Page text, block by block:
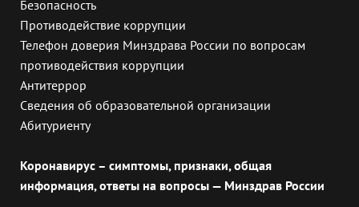
Безопасность
Противодействие коррупции
Телефон доверия Минздрава России по вопросам
противодействия коррупции
Антитеррор
Сведения об образовательной организации
Абитуриенту
Коронавирус – симптомы, признаки, общая
информация, ответы на вопросы — Минздрав России